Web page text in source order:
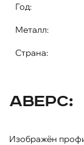
Год:
Металл:
Страна:
Аверс:
Изображён профильный портрет королевы Елизаветы II